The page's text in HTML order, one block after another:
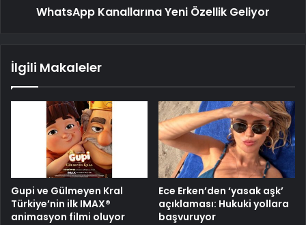
WhatsApp Kanallarına Yeni Özellik Geliyor
İlgili Makaleler
Gupi ve Gülmeyen Kral
Türkiye’nin ilk IMAX®
animasyon filmi oluyor
Ece Erken’den ‘yasak aşk’
açıklaması: Hukuki yollara
başvuruyor